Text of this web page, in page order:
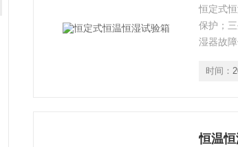
恒定式
保护；
湿器故
时间：
恒温